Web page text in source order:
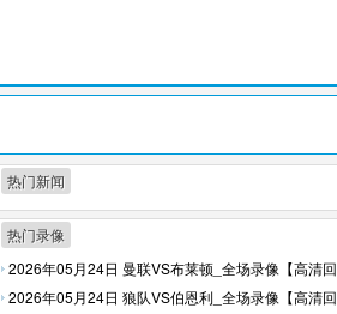
热门新闻
热门录像
2026年05月24日 曼联VS布莱顿_全场录像【高清回
放】
2026年05月24日 狼队VS伯恩利_全场录像【高清回